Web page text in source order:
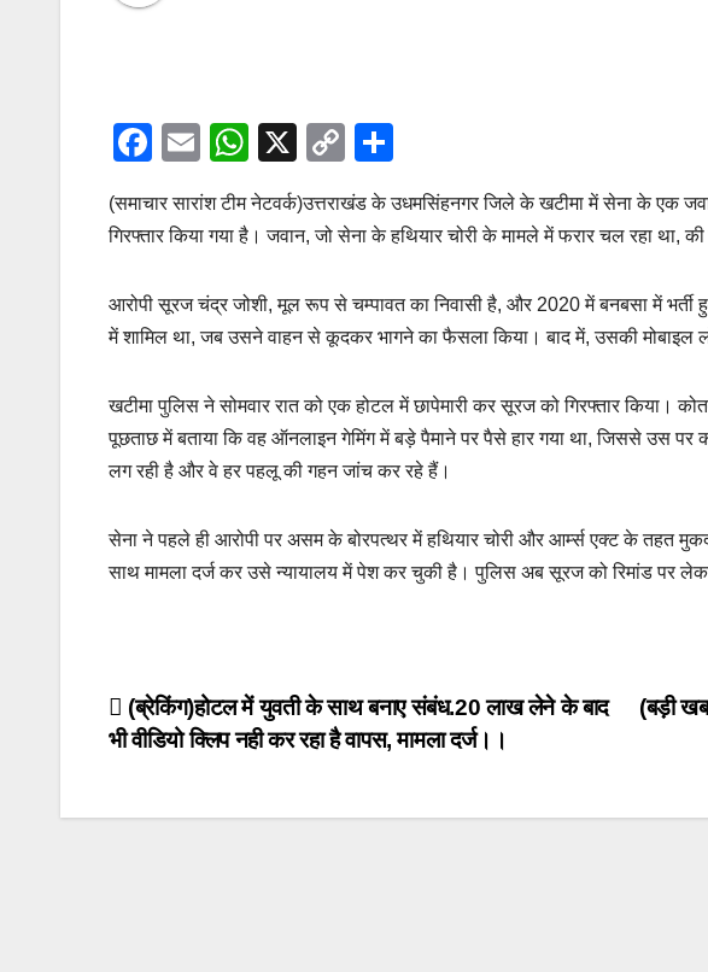
F
c
b
o
k
E
ail
W
h
at
s
A
p
X
C
p
Li
n
ar
e
(समाचार सारांश टीम नेटवर्क)उत्तराखंड के उधमसिंहनगर जिले के खटीमा में सेना के एक
गिरफ्तार किया गया है। जवान, जो सेना के हथियार चोरी के मामले में फरार चल रहा था,
आरोपी सूरज चंद्र जोशी, मूल रूप से चम्पावत का निवासी है, और 2020 में बनबसा में भर्ती
में शामिल था, जब उसने वाहन से कूदकर भागने का फैसला किया। बाद में, उसकी मोबाइल
खटीमा पुलिस ने सोमवार रात को एक होटल में छापेमारी कर सूरज को गिरफ्तार किया।
पूछताछ में बताया कि वह ऑनलाइन गेमिंग में बड़े पैमाने पर पैसे हार गया था, जिससे उस पर
लग रही है और वे हर पहलू की गहन जांच कर रहे हैं।
सेना ने पहले ही आरोपी पर असम के बोरपत्थर में हथियार चोरी और आर्म्स एक्ट के तहत
साथ मामला दर्ज कर उसे न्यायालय में पेश कर चुकी है। पुलिस अब सूरज को रिमांड पर
Post
navigation
(बड़ी
(ब्रेकिंग)होटल में युवती के साथ बनाए संबंध.20 लाख लेने के बाद
भी वीडियो क्लिप नही कर रहा है वापस, मामला दर्ज।।